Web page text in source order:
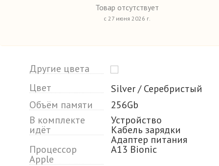
Товар отсутствует
с 27 июня 2026 г.
Другие цвета
Цвет
Silver / Серебристый
Объём памяти
256Gb
В комплекте
идёт
Устройство
Кабель зарядки
Адаптер питания
Процессор
Apple
A13 Bionic